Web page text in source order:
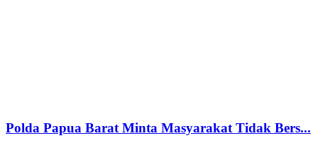
Polda Papua Barat Minta Masyarakat Tidak Bers...